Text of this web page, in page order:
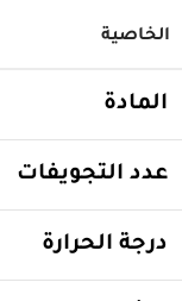
الخاصية
المادة
عدد التجويفات
درجة الحرارة